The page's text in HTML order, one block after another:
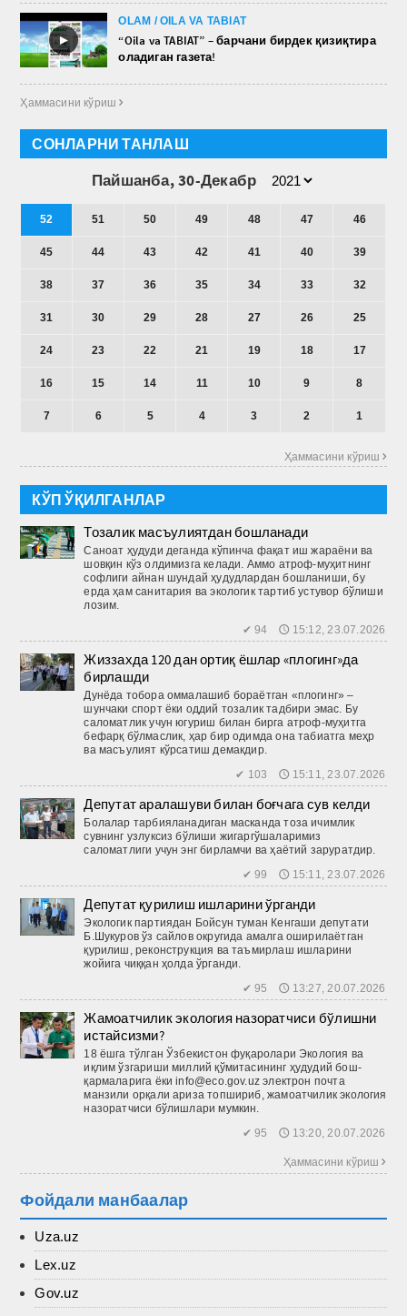
►
OLAM / OILA VA TABIAT
“Oila va TABIAT” – барчани бирдек қизиқтира
оладиган газета!
Ҳаммасини кўриш 
СОНЛАРНИ ТАНЛАШ
Пайшанба, 30-Декабр
52 51 50 49 48 47 46
45 44 43 42 41 40 39
38 37 36 35 34 33 32
31 30 29 28 27 26 25
24 23 22 21 19 18 17
16 15 14 11 10 9 8
7 6 5 4 3 2 1
Ҳаммасини кўриш 
КЎП ЎҚИЛГАНЛАР
Тозалик масъулиятдан бошланади
Саноат ҳудуди деганда кўпинча фақат иш жараёни ва
шовқин кўз олдимизга келади. Аммо атроф-муҳитнинг
софлиги айнан шундай ҳудудлардан бошланиши, бу
ерда ҳам санитария ва экологик тартиб устувор бўлиши
лозим.
✔ 94 🕔 15:12, 23.07.2026
Жиззахда 120 дан ортиқ ёшлар «плогинг»да
бирлашди
Дунёда тобора оммалашиб бораётган «плогинг» –
шунчаки спорт ёки оддий тозалик тадбири эмас. Бу
саломатлик учун югуриш билан бирга атроф-муҳитга
бефарқ бўлмаслик, ҳар бир одимда она табиатга меҳр
ва масъулият кўрсатиш демакдир.
✔ 103 🕔 15:11, 23.07.2026
Депутат аралашуви билан боғчага сув келди
Болалар тарбияланадиган мас­канда тоза ичимлик
сувнинг узлуксиз бўлиши жигаргўшаларимиз
саломатлиги учун энг бирламчи ва ҳаётий заруратдир.
✔ 99 🕔 15:11, 23.07.2026
Депутат қурилиш ишларини ўрганди
Экологик партиядан Бойсун туман Кенгаши депутати
Б.Шукуров ўз сайлов округида амалга оширилаётган
қурилиш, реконструкция ва таъмирлаш ишларини
жойига чиққан ҳолда ўрганди.
✔ 95 🕔 13:27, 20.07.2026
Жамоатчилик экология назоратчиси бўлишни
истайсизми?
18 ёшга тўлган Ўзбекистон фуқаролари Экология ва
иқлим ўзгариши миллий қўмитасининг ҳудудий бош­
қармаларига ёки info@eco.gov.uz электрон почта
манзили орқали ариза топшириб, жамоатчилик экология
назоратчиси бўлишлари мумкин.
✔ 95 🕔 13:20, 20.07.2026
Ҳаммасини кўриш 
Фойдали манбаалар
Uza.uz
Lex.uz
Gov.uz